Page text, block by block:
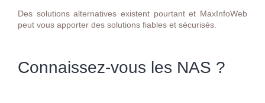
Des solutions alternatives existent pourtant et MaxInfoWeb
peut vous apporter des solutions fiables et sécurisés.
Connaissez-vous les NAS ?